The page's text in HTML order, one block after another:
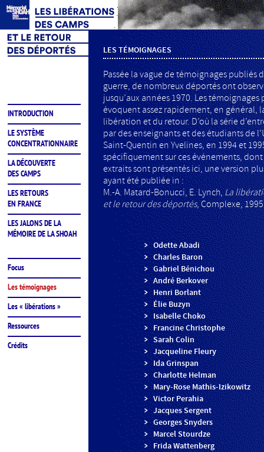
INTRODUCTION
LE SYSTÈME
CONCENTRATIONNAIRE
LA DÉCOUVERTE
DES CAMPS
LES RETOURS
EN FRANCE
LES JALONS DE LA
MÉMOIRE DE LA SHOAH
Focus
Les témoignages
Les « libérations »
Ressources
Crédits
LES TÉMOIGNAGES
Passée la vague de témoignages publiés
guerre, de nombreux déportés ont
jusqu’aux années 1970. Les témoignages
évoquent assez rapidement, en général,
libération et du retour. D’où la série
par des enseignants et des étudiants de
Saint-Quentin en Yvelines, en 1994 et
spécifiquement sur ces événements,
extraits sont présentés ici, une version
ayant été publiée in :
M.-A. Matard-Bonucci, E. Lynch,La
et le retour des déportés, Complexe,
Odette Abadi
Charles Baron
Gabriel Bénichou
André Berkover
Henri Borlant
Élie Buzyn
Isabelle Choko
Francine Christophe
Sarah Colin
Jacqueline Fleury
Ida Grinspan
Charlotte Helman
Mary-Rose Mathis-Izikowitz
Victor Perahia
Jacques Sergent
Georges Snyders
Marcel Stourdze
Frida Wattenberg